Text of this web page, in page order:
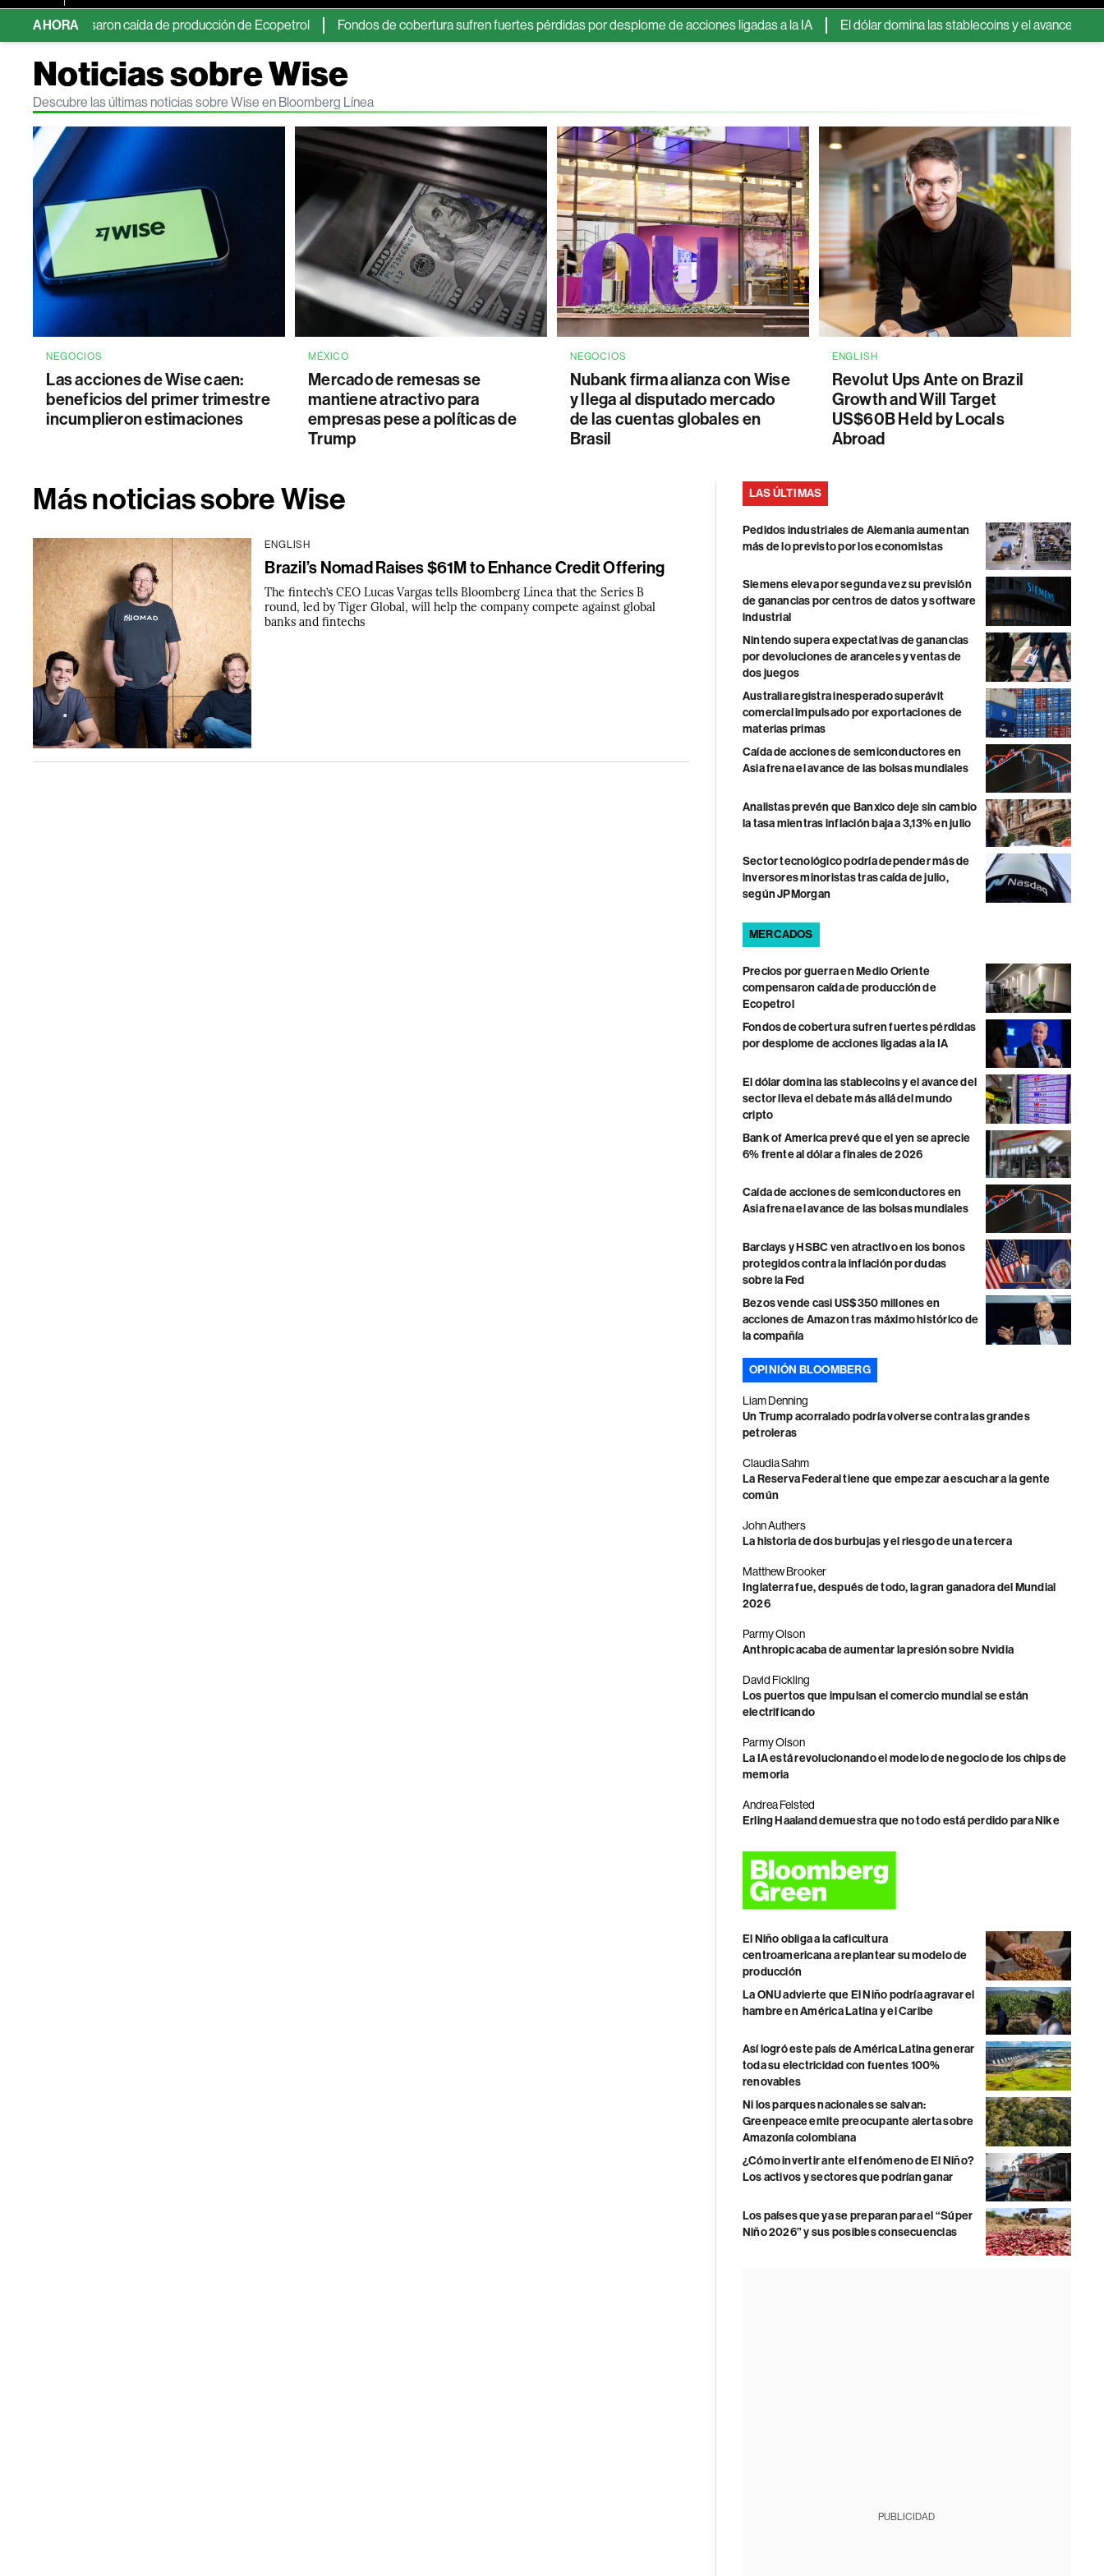
AHORAcaída de producción de Ecopetrol Fondos de cobertura sufren fuertes pérdidas por desplome de acciones ligadas a la IA El dólar domina las stablecoins y el avance del sector
Noticias sobre Wise
Descubre las últimas noticias sobre Wise en Bloomberg Línea
NEGOCIOS
Las acciones de Wise caen:
beneficios del primer trimestre
incumplieron estimaciones
MÉXICO
Mercado de remesas se
mantiene atractivo para
empresas pese a políticas de
Trump
NEGOCIOS
Nubank firma alianza con Wise
y llega al disputado mercado
de las cuentas globales en
Brasil
ENGLISH
Revolut Ups Ante on Brazil
Growth and Will Target
US$60B Held by Locals
Abroad
Más noticias sobre Wise
ENGLISH
Brazil’s Nomad Raises $61M to Enhance Credit Offering
The fintech’s CEO Lucas Vargas tells Bloomberg Línea that the Series B
round, led by Tiger Global, will help the company compete against global
banks and fintechs
LAS ÚLTIMAS
Pedidos industriales de Alemania aumentan
más de lo previsto por los economistas
Siemens eleva por segunda vez su previsión
de ganancias por centros de datos y software
industrial
Nintendo supera expectativas de ganancias
por devoluciones de aranceles y ventas de
dos juegos
Australia registra inesperado superávit
comercial impulsado por exportaciones de
materias primas
Caída de acciones de semiconductores en
Asia frena el avance de las bolsas mundiales
Analistas prevén que Banxico deje sin cambio
la tasa mientras inflación baja a 3,13% en julio
Sector tecnológico podría depender más de
inversores minoristas tras caída de julio,
según JPMorgan
MERCADOS
Precios por guerra en Medio Oriente
compensaron caída de producción de
Ecopetrol
Fondos de cobertura sufren fuertes pérdidas
por desplome de acciones ligadas a la IA
El dólar domina las stablecoins y el avance del
sector lleva el debate más allá del mundo
cripto
Bank of America prevé que el yen se aprecie
6% frente al dólar a finales de 2026
Caída de acciones de semiconductores en
Asia frena el avance de las bolsas mundiales
Barclays y HSBC ven atractivo en los bonos
protegidos contra la inflación por dudas
sobre la Fed
Bezos vende casi US$350 millones en
acciones de Amazon tras máximo histórico de
la compañía
OPINIÓN BLOOMBERG
Liam Denning
Un Trump acorralado podría volverse contra las grandes
petroleras
Claudia Sahm
La Reserva Federal tiene que empezar a escuchar a la gente
común
John Authers
La historia de dos burbujas y el riesgo de una tercera
Matthew Brooker
Inglaterra fue, después de todo, la gran ganadora del Mundial
2026
Parmy Olson
Anthropic acaba de aumentar la presión sobre Nvidia
David Fickling
Los puertos que impulsan el comercio mundial se están
electrificando
Parmy Olson
La IA está revolucionando el modelo de negocio de los chips de
memoria
Andrea Felsted
Erling Haaland demuestra que no todo está perdido para Nike
El Niño obliga a la caficultura
centroamericana a replantear su modelo de
producción
La ONU advierte que El Niño podría agravar el
hambre en América Latina y el Caribe
Así logró este país de América Latina generar
toda su electricidad con fuentes 100%
renovables
Ni los parques nacionales se salvan:
Greenpeace emite preocupante alerta sobre
Amazonía colombiana
¿Cómo invertir ante el fenómeno de El Niño?
Los activos y sectores que podrían ganar
Los países que ya se preparan para el “Súper
Niño 2026” y sus posibles consecuencias
PUBLICIDAD